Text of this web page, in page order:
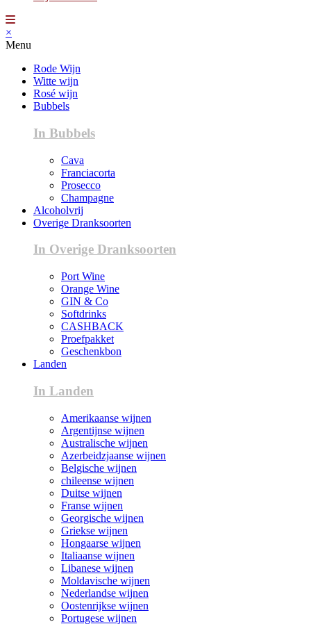
×
Menu
Rode Wijn
Witte wijn
Rosé wijn
Bubbels
In Bubbels
Cava
Franciacorta
Prosecco
Champagne
Alcoholvrij
Overige Dranksoorten
In Overige Dranksoorten
Port Wine
Orange Wine
GIN & Co
Softdrinks
CASHBACK
Proefpakket
Geschenkbon
Landen
In Landen
Amerikaanse wijnen
Argentijnse wijnen
Australische wijnen
Azerbeidzjaanse wijnen
Belgische wijnen
chileense wijnen
Duitse wijnen
Franse wijnen
Georgische wijnen
Griekse wijnen
Hongaarse wijnen
Italiaanse wijnen
Libanese wijnen
Moldavische wijnen
Nederlandse wijnen
Oostenrijkse wijnen
Portugese wijnen